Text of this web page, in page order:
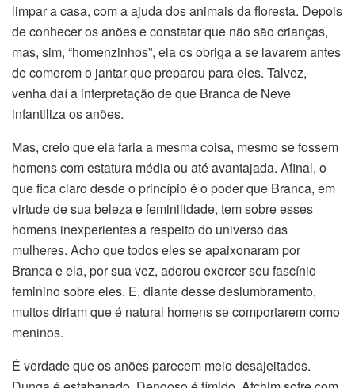
limpar a casa, com a ajuda dos animais da floresta. Depois
de conhecer os anões e constatar que não são crianças,
mas, sim, “homenzinhos”, ela os obriga a se lavarem antes
de comerem o jantar que preparou para eles. Talvez,
venha daí a interpretação de que Branca de Neve
infantiliza os anões.
Mas, creio que ela faria a mesma coisa, mesmo se fossem
homens com estatura média ou até avantajada. Afinal, o
que fica claro desde o princípio é o poder que Branca, em
virtude de sua beleza e feminilidade, tem sobre esses
homens inexperientes a respeito do universo das
mulheres. Acho que todos eles se apaixonaram por
Branca e ela, por sua vez, adorou exercer seu fascínio
feminino sobre eles. E, diante desse deslumbramento,
muitos diriam que é natural homens se comportarem como
meninos.
É verdade que os anões parecem meio desajeitados.